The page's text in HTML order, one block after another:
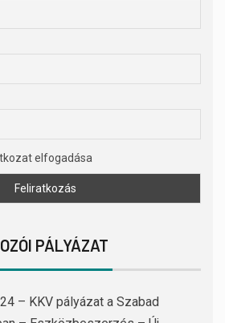
elfogadása
PÁLYÁZAT
– KKV pályázat a Szabad